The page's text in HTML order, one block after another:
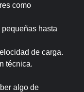
como
hasta
de carga.
técnica.
algo de